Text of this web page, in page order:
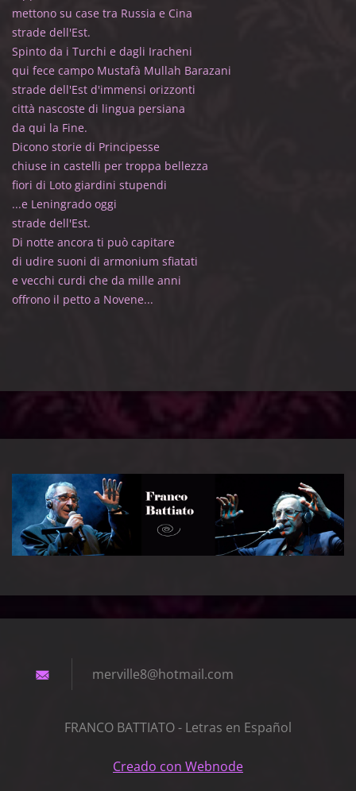
mettono su case tra Russia e Cina
strade dell'Est.
Spinto da i Turchi e dagli Iracheni
qui fece campo Mustafà Mullah Barazani
strade dell'Est d'immensi orizzonti
città nascoste di lingua persiana
da qui la Fine.
Dicono storie di Principesse
chiuse in castelli per troppa bellezza
fiori di Loto giardini stupendi
...e Leningrado oggi
strade dell'Est.
Di notte ancora ti può capitare
di udire suoni di armonium sfiatati
e vecchi curdi che da mille anni
offrono il petto a Novene...
merville8@hotmail.com
FRANCO BATTIATO - Letras en Español
Creado con Webnode